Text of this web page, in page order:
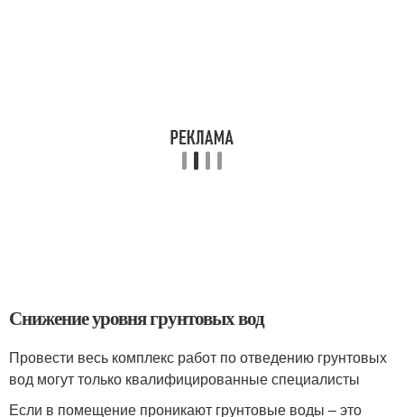
Снижение уровня грунтовых вод
Провести весь комплекс работ по отведению грунтовых
вод могут только квалифицированные специалисты
Если в помещение проникают грунтовые воды – это